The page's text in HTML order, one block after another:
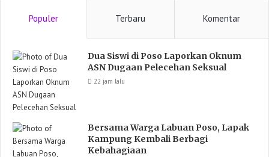
Populer Terbaru Komentar
Dua Siswi di Poso Laporkan Oknum
ASN Dugaan Pelecehan Seksual
22 jam lalu
Bersama Warga Labuan Poso, Lapak
Kampung Kembali Berbagi
Kebahagiaan